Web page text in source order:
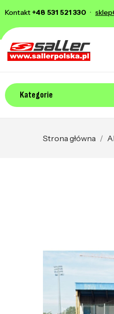
Kontakt+48 531 521 330 ·
Kategorie
Strona główna